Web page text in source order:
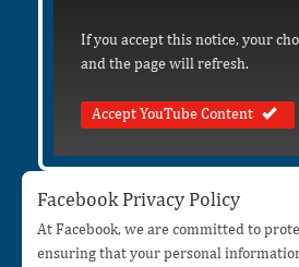
If you accept this notice, your
and the page will refresh.
Accept YouTube Content
Facebook Privacy Policy
At Facebook, we are committed to
ensuring that your personal